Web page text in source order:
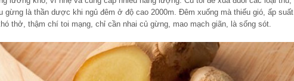
gừng là thần dược khi ngủ đêm ở độ cao 2000m. Đêm xuống mà thiếu gió, ấp suất
thở, thậm chí toi mạng, chỉ cần nhai củ gừng, mao mạch giãn, là sống sót.